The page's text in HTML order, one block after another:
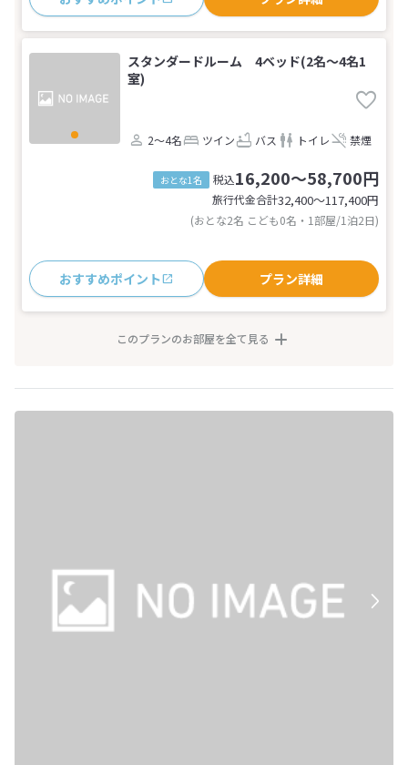
スタンダードルーム 4ベッド(2名～4名1
室)
2～4名 ツイン バス トイレ 禁煙
おとな1名 税込16,200～58,700円
旅行代金合計32,400〜117,400円
(おとな2名 こども0名・1部屋/1泊2日)
おすすめポイント プラン詳細
このプランのお部屋を全て見る